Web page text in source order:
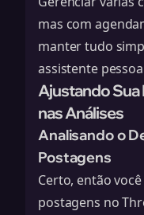
mas com
manter tudo
assistente
Ajustando Sua
nas Análises
Analisando o
Postagens
Certo, então
postagens no